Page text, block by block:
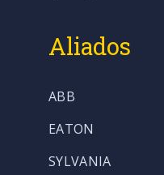
Aliados
ABB
EATON
SYLVANIA